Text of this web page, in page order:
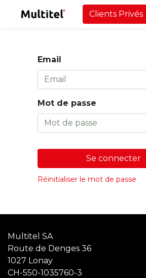
Clients Privés
Email
Mot de passe
Se connecter
Réinitialiser le mot de passe
Multitel SA
Route de Denges 36
1027 Lonay
CH-550-1035760-3